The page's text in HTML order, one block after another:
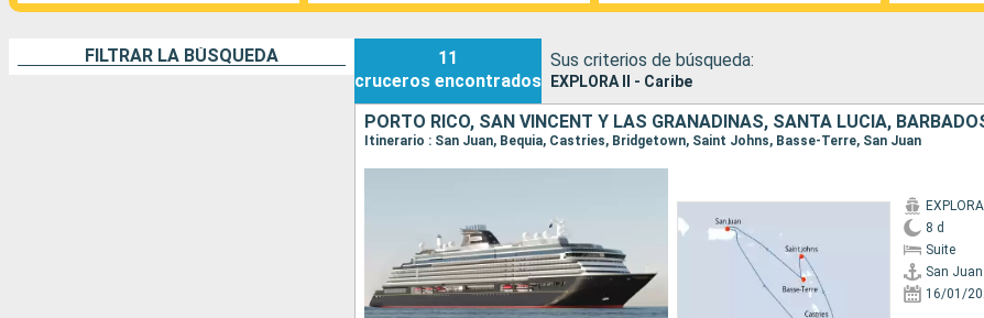
FILTRAR LA BÚSQUEDA
11
cruceros encontrados
Sus criterios de búsqueda:
EXPLORA II - Caribe
Itinerario : San Juan, Bequia, Castries, Bridgetown, Saint Johns, Basse-Terre, San Juan
EXPLORA
8 d
Suite
San Juan
16/01/